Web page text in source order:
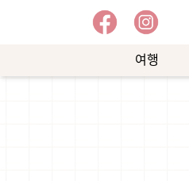
여행